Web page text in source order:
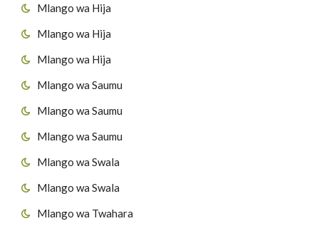
Mlango wa Hija
Mlango wa Hija
Mlango wa Hija
Mlango wa Saumu
Mlango wa Saumu
Mlango wa Saumu
Mlango wa Swala
Mlango wa Swala
Mlango wa Twahara